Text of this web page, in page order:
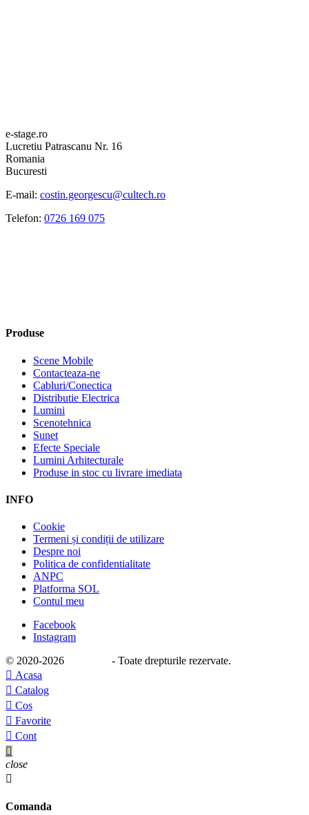
e-stage.ro
Lucretiu Patrascanu Nr. 16
Romania
Bucuresti
E-mail: costin.georgescu@cultech.ro
Telefon: 0726 169 075
Produse
Scene Mobile
Contacteaza-ne
Cabluri/Conectica
Distributie Electrica
Lumini
Scenotehnica
Sunet
Efecte Speciale
Lumini Arhitecturale
Produse in stoc cu livrare imediata
INFO
Cookie
Termeni și condiții de utilizare
Despre noi
Politica de confidentialitate
ANPC
Platforma SOL
Contul meu
Facebook
Instagram
© 2020-2026
- Toate drepturile rezervate.
 Acasa
 Catalog
 Cos
 Favorite
 Cont

close

Comanda